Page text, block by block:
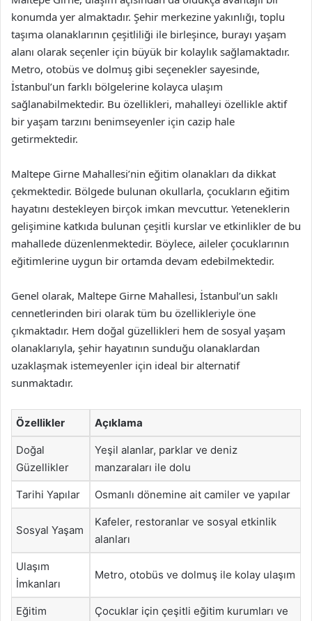
konumda yer almaktadır. Şehir merkezine yakınlığı, toplu
taşıma olanaklarının çeşitliliği ile birleşince, burayı yaşam
alanı olarak seçenler için büyük bir kolaylık sağlamaktadır.
Metro, otobüs ve dolmuş gibi seçenekler sayesinde,
İstanbul’un farklı bölgelerine kolayca ulaşım
sağlanabilmektedir. Bu özellikleri, mahalleyi özellikle aktif
bir yaşam tarzını benimseyenler için cazip hale
getirmektedir.
Maltepe Girne Mahallesi’nin eğitim olanakları da dikkat
çekmektedir. Bölgede bulunan okullarla, çocukların eğitim
hayatını destekleyen birçok imkan mevcuttur. Yeteneklerin
gelişimine katkıda bulunan çeşitli kurslar ve etkinlikler de bu
mahallede düzenlenmektedir. Böylece, aileler çocuklarının
eğitimlerine uygun bir ortamda devam edebilmektedir.
Genel olarak, Maltepe Girne Mahallesi, İstanbul’un saklı
cennetlerinden biri olarak tüm bu özellikleriyle öne
çıkmaktadır. Hem doğal güzellikleri hem de sosyal yaşam
olanaklarıyla, şehir hayatının sunduğu olanaklardan
uzaklaşmak istemeyenler için ideal bir alternatif
sunmaktadır.
Özellikler Açıklama
Doğal
Güzellikler
Yeşil alanlar, parklar ve deniz
manzaraları ile dolu
Tarihi Yapılar Osmanlı dönemine ait camiler ve yapılar
Sosyal Yaşam
Kafeler, restoranlar ve sosyal etkinlik
alanları
Ulaşım
İmkanları
Metro, otobüs ve dolmuş ile kolay ulaşım
Eğitim
Çocuklar için çeşitli eğitim kurumları ve